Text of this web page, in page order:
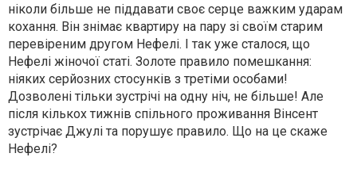
ніколи більше не піддавати своє серце важким ударам
кохання. Він знімає квартиру на пару зі своїм старим
перевіреним другом Нефелі. І так уже сталося, що
Нефелі жіночої статі. Золоте правило помешкання:
ніяких серйозних стосунків з третіми особами!
Дозволені тільки зустрічі на одну ніч, не більше! Але
після кількох тижнів спільного проживання Вінсент
зустрічає Джулі та порушує правило. Що на це скаже
Нефелі?